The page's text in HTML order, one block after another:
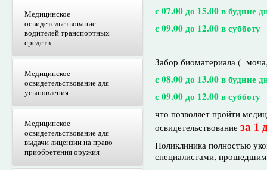
Медицинское
освидетельствование
водителей транспортных
средств
Медицинское
освидетельствование для
усыновления
Медицинское
освидетельствование для
выдачи лицензии на право
приобретения оружия
с 07.00 до 15.00 в будние
с 09.00 до 12.00 в субботу
Забор биоматериала (
с 08.00 до 13.00 в будние
с 09.00 до 12.00 в субботу
что позволяет пройти
освидетельствование за 1
Поликлиника полностью
специалистами,